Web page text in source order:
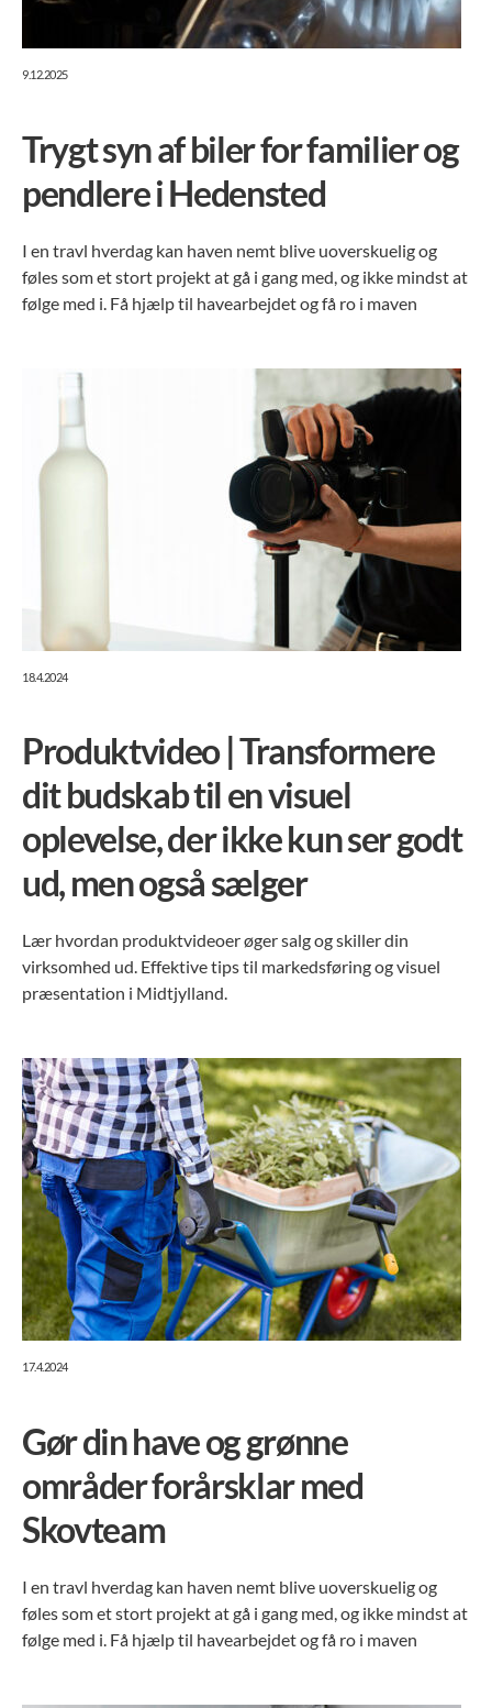
9.12.2025
Trygt syn af biler for familier og
pendlere i Hedensted
I en travl hverdag kan haven nemt blive uoverskuelig og
føles som et stort projekt at gå i gang med, og ikke mindst at
følge med i. Få hjælp til havearbejdet og få ro i maven
18.4.2024
Produktvideo | Transformere
dit budskab til en visuel
oplevelse, der ikke kun ser godt
ud, men også sælger
Lær hvordan produktvideoer øger salg og skiller din
virksomhed ud. Effektive tips til markedsføring og visuel
præsentation i Midtjylland.
17.4.2024
Gør din have og grønne
områder forårsklar med
Skovteam
I en travl hverdag kan haven nemt blive uoverskuelig og
føles som et stort projekt at gå i gang med, og ikke mindst at
følge med i. Få hjælp til havearbejdet og få ro i maven